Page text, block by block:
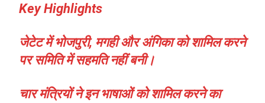
Key Highlights
जेटेट में भोजपुरी, मगही और अंगिका को शामिल करने
पर समिति में सहमति नहीं बनी।
चार मंत्रियों ने इन भाषाओं को शामिल करने का